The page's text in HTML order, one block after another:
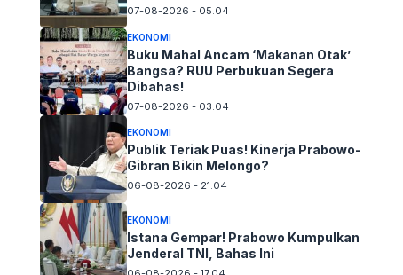
07-08-2026 - 05.04
EKONOMI
Buku Mahal Ancam ‘Makanan Otak’
Bangsa? RUU Perbukuan Segera
Dibahas!
07-08-2026 - 03.04
EKONOMI
Publik Teriak Puas! Kinerja Prabowo-
Gibran Bikin Melongo?
06-08-2026 - 21.04
EKONOMI
Istana Gempar! Prabowo Kumpulkan
Jenderal TNI, Bahas Ini